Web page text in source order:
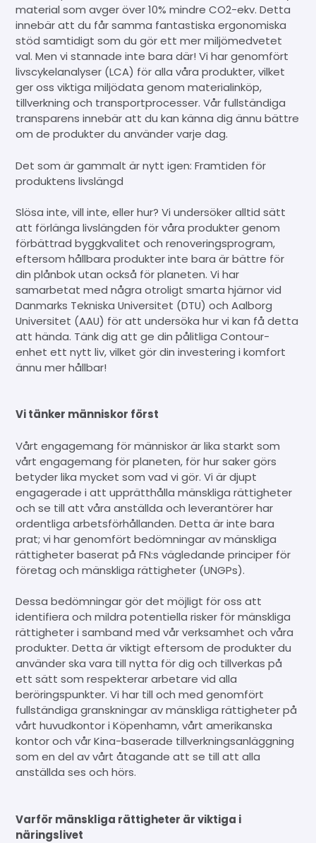
material som avger över 10% mindre CO2-ekv. Detta
innebär att du får samma fantastiska ergonomiska
stöd samtidigt som du gör ett mer miljömedvetet
val. Men vi stannade inte bara där! Vi har genomfört
livscykelanalyser (LCA) för alla våra produkter, vilket
ger oss viktiga miljödata genom materialinköp,
tillverkning och transportprocesser. Vår fullständiga
transparens innebär att du kan känna dig ännu bättre
om de produkter du använder varje dag.
Det som är gammalt är nytt igen: Framtiden för
produktens livslängd
Slösa inte, vill inte, eller hur? Vi undersöker alltid sätt
att förlänga livslängden för våra produkter genom
förbättrad byggkvalitet och renoveringsprogram,
eftersom hållbara produkter inte bara är bättre för
din plånbok utan också för planeten. Vi har
samarbetat med några otroligt smarta hjärnor vid
Danmarks Tekniska Universitet (DTU) och Aalborg
Universitet (AAU) för att undersöka hur vi kan få detta
att hända. Tänk dig att ge din pålitliga Contour-
enhet ett nytt liv, vilket gör din investering i komfort
ännu mer hållbar!
Vi tänker människor först
Vårt engagemang för människor är lika starkt som
vårt engagemang för planeten, för hur saker görs
betyder lika mycket som vad vi gör. Vi är djupt
engagerade i att upprätthålla mänskliga rättigheter
och se till att våra anställda och leverantörer har
ordentliga arbetsförhållanden. Detta är inte bara
prat; vi har genomfört bedömningar av mänskliga
rättigheter baserat på FN:s vägledande principer för
företag och mänskliga rättigheter (UNGPs).
Dessa bedömningar gör det möjligt för oss att
identifiera och mildra potentiella risker för mänskliga
rättigheter i samband med vår verksamhet och våra
produkter. Detta är viktigt eftersom de produkter du
använder ska vara till nytta för dig och tillverkas på
ett sätt som respekterar arbetare vid alla
beröringspunkter. Vi har till och med genomfört
fullständiga granskningar av mänskliga rättigheter på
vårt huvudkontor i Köpenhamn, vårt amerikanska
kontor och vår Kina-baserade tillverkningsanläggning
som en del av vårt åtagande att se till att alla
anställda ses och hörs.
Varför mänskliga rättigheter är viktiga i
näringslivet